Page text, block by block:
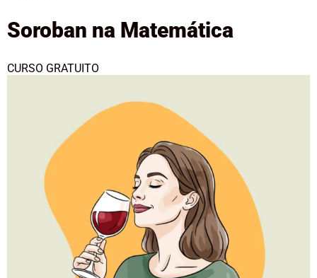
Soroban na Matemática
CURSO GRATUITO